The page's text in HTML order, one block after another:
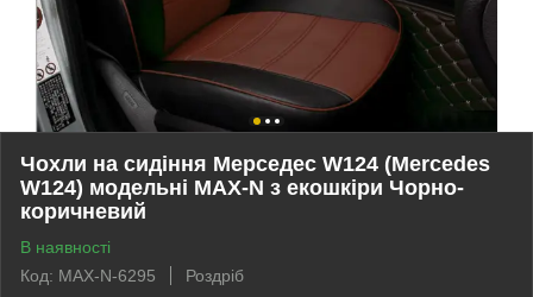
Чохли на сидіння Мерседес W124 (Mercedes
W124) модельні MAX-N з екошкіри Чорно-
коричневий
В наявності
Код: MAX-N-6295
Роздріб